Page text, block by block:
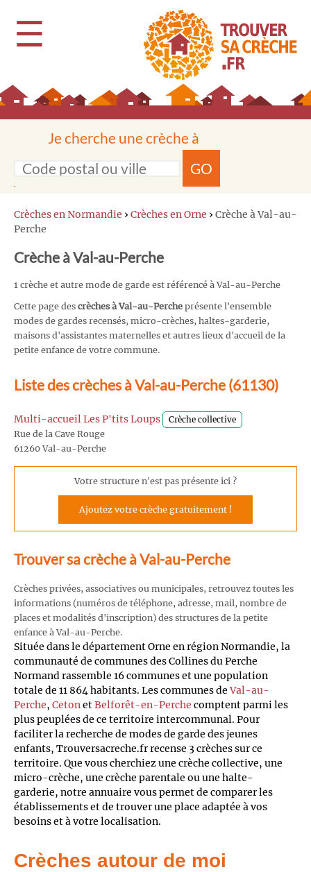
☰
Je cherche une crèche à
GO
Crèches en Normandie › Crèches en Orne › Crèche à Val-au-
Perche
Crèche à Val-au-Perche
1 crèche et autre mode de garde est référencé à Val-au-Perche
Cette page des crèches à Val-au-Perche présente l'ensemble
modes de gardes recensés, micro-crèches, haltes-garderie,
maisons d'assistantes maternelles et autres lieux d'accueil de la
petite enfance de votre commune.
Liste des crèches à Val-au-Perche (61130)
Multi-accueil Les P'tits Loups Crèche collective
Rue de la Cave Rouge
61260 Val-au-Perche
Votre structure n'est pas présente ici ?
Ajoutez votre crèche gratuitement !
Trouver sa crèche à Val-au-Perche
Crèches privées, associatives ou municipales, retrouvez toutes les
informations (numéros de téléphone, adresse, mail, nombre de
places et modalités d'inscription) des structures de la petite
enfance à Val-au-Perche.
Située dans le département Orne en région Normandie, la
communauté de communes des Collines du Perche
Normand rassemble 16 communes et une population
totale de 11 864 habitants. Les communes deVal-au-
Perche, CetonetBelforêt-en-Perche comptent parmi les
plus peuplées de ce territoire intercommunal. Pour
faciliter la recherche de modes de garde des jeunes
enfants, Trouversacreche.fr recense 3 crèches sur ce
territoire. Que vous cherchiez une crèche collective, une
micro-crèche, une crèche parentale ou une halte-
garderie, notre annuaire vous permet de comparer les
établissements et de trouver une place adaptée à vos
besoins et à votre localisation.
Crèches autour de moi